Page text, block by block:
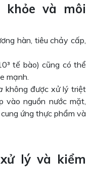
khỏe và môi
hàn, tiêu chảy cấp,
tế bào) cũng có thể
mạnh.
không được xử lý triệt
vào nguồn nước mặt,
ứng thực phẩm và
lý và kiểm